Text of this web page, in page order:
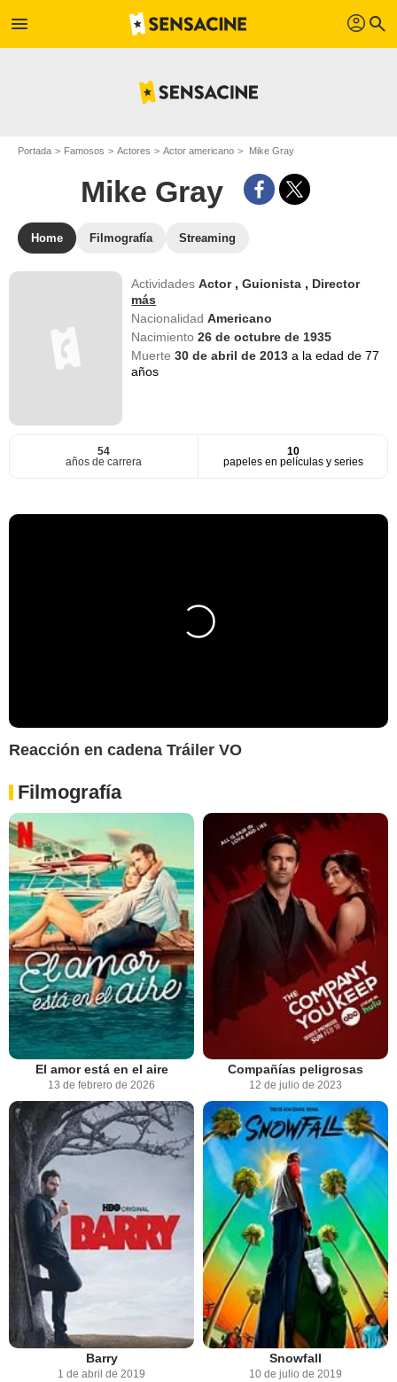
menu profil search
Portada Famosos Actores Actor americano Mike Gray
Mike Gray
Home Filmografía Streaming
ActividadesActor ,Guionista , Director
más
NacionalidadAmericano
Nacimiento26 de octubre de 1935
Muerte30 de abril de 2013a la edad de 77
años
54
años de carrera
10
papeles en películas y series
Reacción en cadena Tráiler VO
Filmografía
El amor está en el aire
13 de febrero de 2026
Compañías peligrosas
12 de julio de 2023
Barry
1 de abril de 2019
Snowfall
10 de julio de 2019